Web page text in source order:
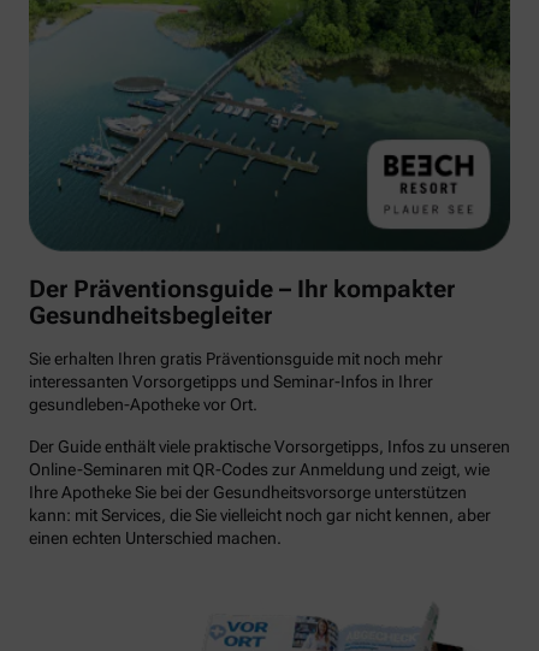
Der Präventionsguide – Ihr kompakter
Gesundheitsbegleiter
Sie erhalten Ihren gratis Präventionsguide mit noch mehr
interessanten Vorsorgetipps und Seminar-Infos in Ihrer
gesundleben-Apotheke vor Ort.
Der Guide enthält viele praktische Vorsorgetipps, Infos zu unseren
Online-Seminaren mit QR-Codes zur Anmeldung und zeigt, wie
Ihre Apotheke Sie bei der Gesundheitsvorsorge unterstützen
kann: mit Services, die Sie vielleicht noch gar nicht kennen, aber
einen echten Unterschied machen.